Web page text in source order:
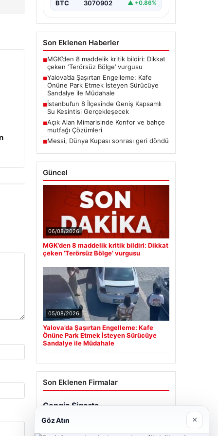
BTC 3070902 ▲ +0.86%
Son Eklenen Haberler
■MGK’den 8 maddelik kritik bildiri: Dikkat
çeken ‘Terörsüz Bölge’ vurgusu
■Yalova’da Şaşırtan Engelleme: Kafe
Önüne Park Etmek İsteyen Sürücüye
Sandalye ile Müdahale
■İstanbul’un 8 İlçesinde Geniş Kapsamlı
Su Kesintisi Gerçekleşecek
■Açık Alan Mimarisinde Konfor ve bahçe
mutfağı Çözümleri
■Messi, Dünya Kupası sonrası geri döndü
Güncel
06/08/2026
MGK’den 8 maddelik kritik bildiri: Dikkat
çeken ‘Terörsüz Bölge’ vurgusu
05/08/2026
Yalova’da Şaşırtan Engelleme: Kafe
Önüne Park Etmek İsteyen Sürücüye
Sandalye ile Müdahale
Son Eklenen Firmalar
Göz Atın ×